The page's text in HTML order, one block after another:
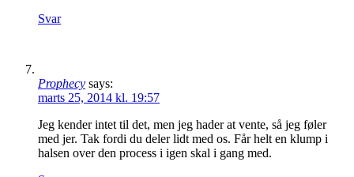
Svar
Prophecy says:
marts 25, 2014 kl. 19:57
Jeg kender intet til det, men jeg hader at vente, så jeg føler
med jer. Tak fordi du deler lidt med os. Får helt en klump i
halsen over den process i igen skal i gang med.